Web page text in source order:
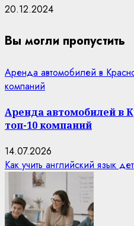
20.12.2024
Вы могли пропустить
Аренда автомобилей в
компаний
Аренда автомобилей в
топ-10 компаний
14.07.2026
Как учить английский язык